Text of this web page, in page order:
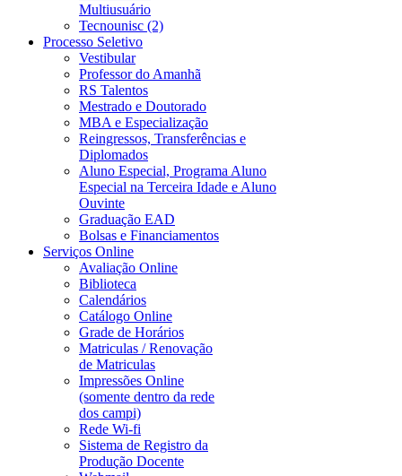
Multiusuário
Tecnounisc (2)
Processo Seletivo
Vestibular
Professor do Amanhã
RS Talentos
Mestrado e Doutorado
MBA e Especialização
Reingressos, Transferências e
Diplomados
Aluno Especial, Programa Aluno
Especial na Terceira Idade e Aluno
Ouvinte
Graduação EAD
Bolsas e Financiamentos
Serviços Online
Avaliação Online
Biblioteca
Calendários
Catálogo Online
Grade de Horários
Matriculas / Renovação
de Matriculas
Impressões Online
(somente dentro da rede
dos campi)
Rede Wi-fi
Sistema de Registro da
Produção Docente